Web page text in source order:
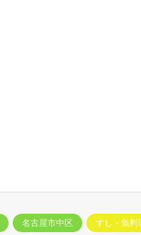
名古屋市中区 すし・魚料